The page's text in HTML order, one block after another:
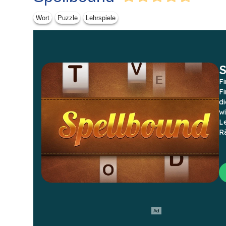
Wort Puzzle Lehrspiele